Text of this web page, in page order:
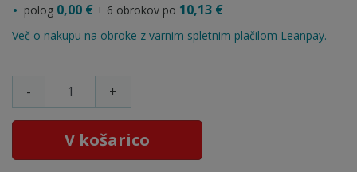
polog 0,00 € + 6 obrokov po 10,13 €
Več o nakupu na obroke z varnim spletnim plačilom Leanpay.
- +
V košarico